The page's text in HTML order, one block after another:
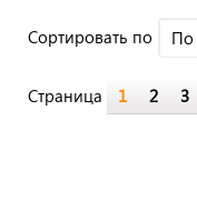
Cортировать по По
Страница 1 2 3